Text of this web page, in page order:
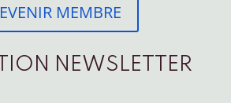
MEMBRE
NEWSLETTER